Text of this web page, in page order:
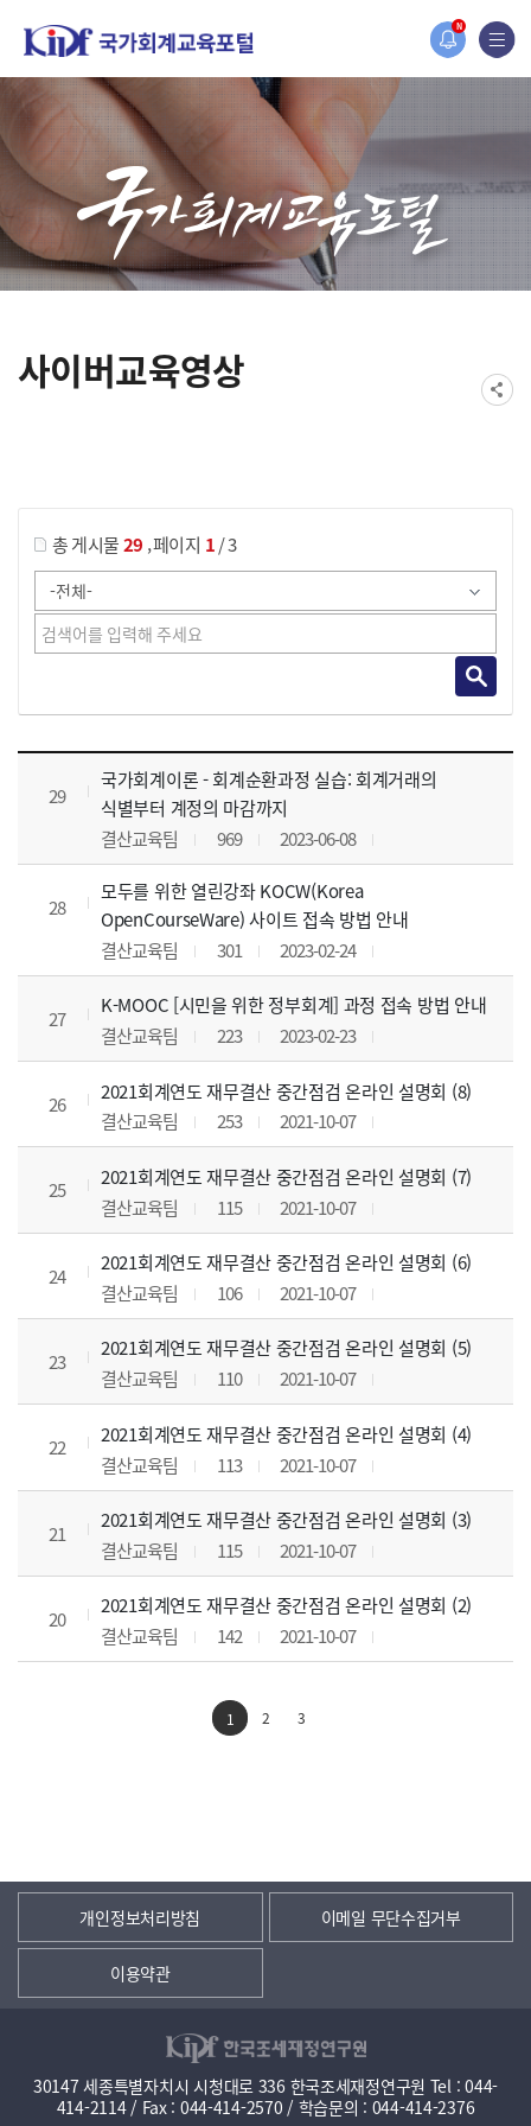
N
홈페이지가 새롭게 개편되었습니다.
한국조세재정연구원홈페이지가 새롭게 개설되었습니다.
사이버교육영상
총 게시물29 ,페이지 1/ 3
사이버교육영상 목록 으로 번호, 제목, 작성자, 조회수, 등록 일, 첨부파일로 나열 되고 있습니다.
29
국가회계이론 - 회계순환과정 실습: 회계거래의
식별부터 계정의 마감까지
결산교육팀
969 2023-06-08
28
모두를 위한 열린강좌 KOCW(Korea
OpenCourseWare) 사이트 접속 방법 안내
결산교육팀
301 2023-02-24
27
K-MOOC [시민을 위한 정부회계] 과정 접속 방법 안내
결산교육팀
223 2023-02-23
26
2021회계연도 재무결산 중간점검 온라인 설명회 (8)
결산교육팀
253 2021-10-07
25
2021회계연도 재무결산 중간점검 온라인 설명회 (7)
결산교육팀
115 2021-10-07
24
2021회계연도 재무결산 중간점검 온라인 설명회 (6)
결산교육팀
106 2021-10-07
23
2021회계연도 재무결산 중간점검 온라인 설명회 (5)
결산교육팀
110 2021-10-07
22
2021회계연도 재무결산 중간점검 온라인 설명회 (4)
결산교육팀
113 2021-10-07
21
2021회계연도 재무결산 중간점검 온라인 설명회 (3)
결산교육팀
115 2021-10-07
20
2021회계연도 재무결산 중간점검 온라인 설명회 (2)
결산교육팀
142 2021-10-07
1 2 3
개인정보처리방침 이메일 무단수집거부
이용약관
30147 세종특별자치시 시청대로 336 한국조세재정연구원 Tel : 044-
414-2114 / Fax : 044-414-2570 / 학습문의 : 044-414-2376